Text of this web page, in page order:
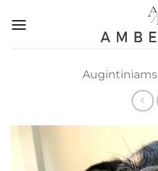
Augintiniams